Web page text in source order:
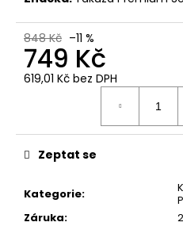
848 Kč –11 %
749 Kč
619,01 Kč bez DPH
Kategorie:
Záruka:
Zeptat se
PREMIUM
YPS
3916
FLAMING
848